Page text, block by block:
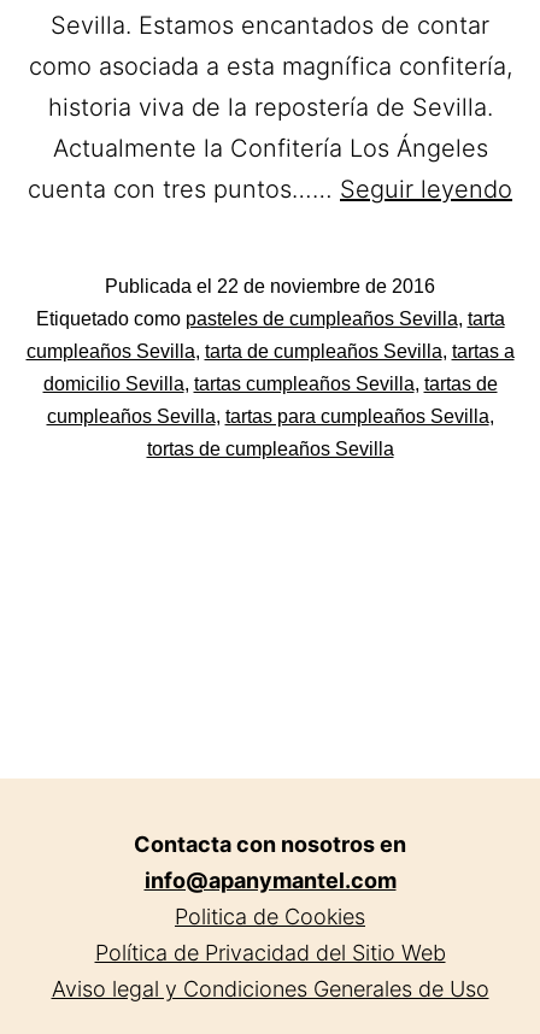
Sevilla. Estamos encantados de contar
como asociada a esta magnífica confitería,
historia viva de la repostería de Sevilla.
Actualmente la Confitería Los Ángeles
cuenta con tres puntos…… Seguir leyendo
a
Publicada el 22 de noviembre de 2016
Categorizado
como
Pastelerías
Asociadas
Etiquetado como pasteles de cumpleaños Sevilla, tarta
cumpleaños Sevilla, tarta de cumpleaños Sevilla, tartas a
domicilio Sevilla, tartas cumpleaños Sevilla, tartas de
cumpleaños Sevilla, tartas para cumpleaños Sevilla,
tortas de cumpleaños Sevilla
Contacta con nosotros en
info@apanymantel.com
Politica de Cookies
Política de Privacidad del Sitio Web
Aviso legal y Condiciones Generales de Uso